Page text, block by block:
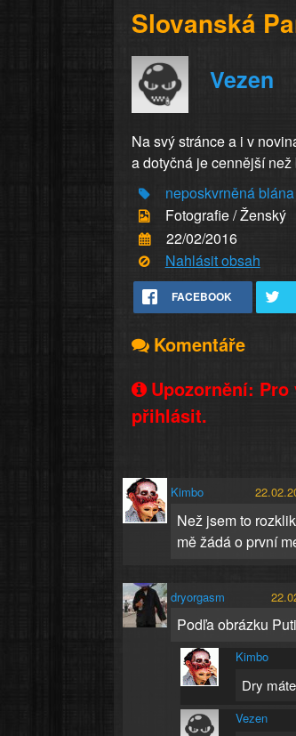
Slovanská
Vezen
Na svý stránce a i v
a dotyčná je cennější
neposkvrněnáblána
Fotografie / Ženský
22/02/2016
Nahlásit obsah
FACEBOOK
Komentáře
Upozornění:
přihlásit.
Kimbo
Než jsem to
mě žádá o první
dryorgasm
Podľa obrázku
Kimbo
Dry
Vezen